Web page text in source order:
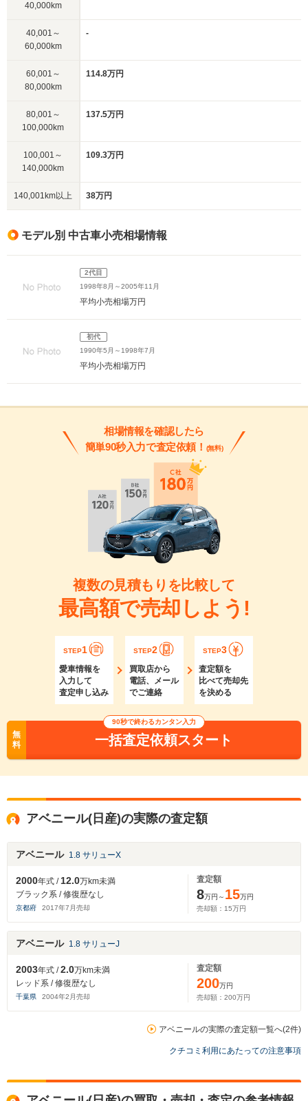
40,000km
40,001～
60,000km
-
60,001～
80,000km
114.8万円
80,001～
100,000km
137.5万円
100,001～
140,000km
109.3万円
140,001km以上 38万円
モデル別 中古車小売相場情報
2代目
1998年8月～2005年11月
平均小売相場万円
初代
1990年5月～1998年7月
平均小売相場万円
相場情報を確認したら
簡単90秒入力で査定依頼！ (無料)
複数の見積もりを比較して
最高額で売却しよう!
STEP1
愛車情報を
入力して
査定申し込み
STEP2
買取店から
電話、メール
でご連絡
STEP3
査定額を
比べて売却先
を決める
無
料
90秒で終わるカンタン入力
一括査定依頼スタート
アベニール(日産)の実際の査定額
アベニール 1.8 サリューX
2000年式 /12.0万km未満
ブラック系 / 修復歴なし
京都府 2017年7 月売却
査定額
8万円～ 15万円
売却額： 15万円
アベニール 1.8 サリューJ
2003年式 /2.0万km未満
レッド系 / 修復歴なし
千葉県 2004年2 月売却
査定額
200万円
売却額： 200万円
アベニールの実際の査定額一覧へ(2件)
クチコミ利用にあたっての注意事項